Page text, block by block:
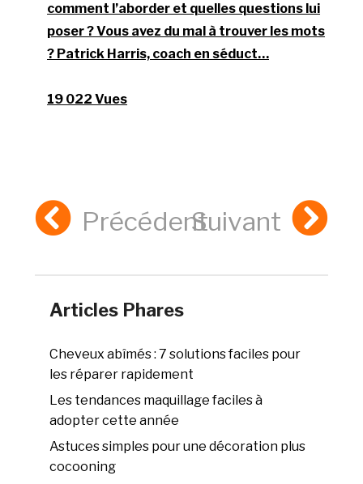
comment l’aborder et quelles questions lui
poser ? Vous avez du mal à trouver les mots
? Patrick Harris, coach en séduct…
19 022 Vues
PrécédentSuivant
Articles Phares
Cheveux abîmés : 7 solutions faciles pour
les réparer rapidement
Les tendances maquillage faciles à
adopter cette année
Astuces simples pour une décoration plus
cocooning